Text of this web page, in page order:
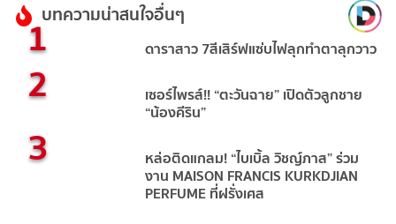
บทความน่าสนใจอื่นๆ
1 ดาราสาว 7สีเสิร์ฟแซ่บไฟลุกทำตาลุกวาว
2 เซอร์ไพรส์!! “ตะวันฉาย” เปิดตัวลูกชาย
“น้องคีริน”
3 หล่อติดแกลม! “ไบเบิ้ล วิชญ์ภาส” ร่วม
งาน MAISON FRANCIS KURKDJIAN
PERFUME ที่ฝรั่งเศส